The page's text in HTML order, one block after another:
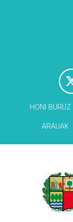
HONI BURUZ
ARAUAK